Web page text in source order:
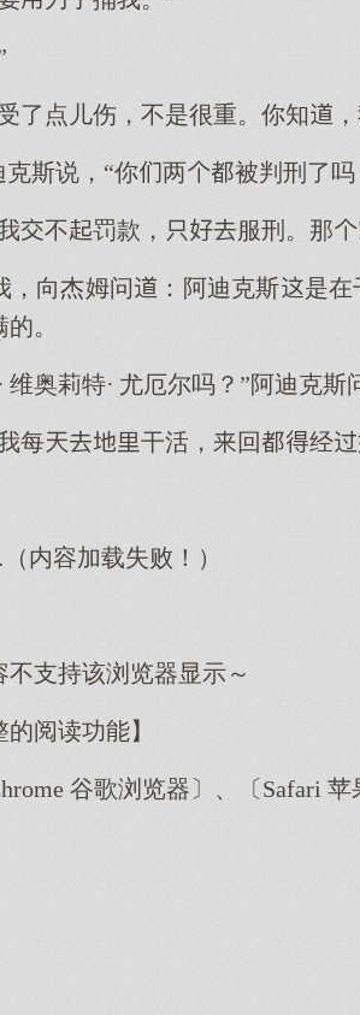
了点儿伤，不是很重。你知
克斯说，“你两被判刑了吗
我不罚款，服刑。那
向杰姆问：阿迪克斯是在
。
维奥莉特· 尤厄尔吗？”阿迪克斯
我每干活，回经
内容加载失败！）
支持该浏览器显示～
的阅读功能】
谷歌浏览器〕、〔Safari